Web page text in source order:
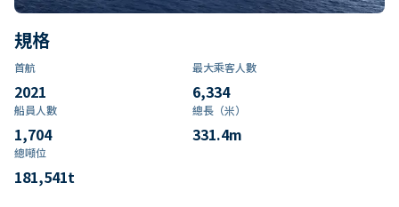
規格
首航
2021
最大乘客人數
6,334
船員人數
1,704
總長（米）
331.4m
總噸位
181,541t